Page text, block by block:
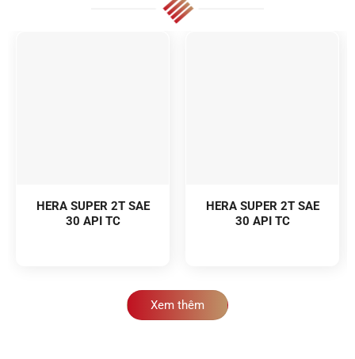
HERA SUPER 2T SAE
30 API TC
HERA SUPER 2T SAE
30 API TC
Xem thêm